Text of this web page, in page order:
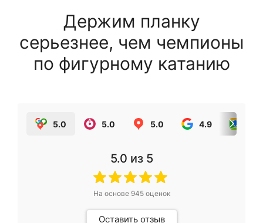
Держим планку
серьезнее, чем чемпионы
по фигурному катанию
5.0 5.0 5.0 4.9
5.0 из 5
На основе 945оценок
Оставить отзыв